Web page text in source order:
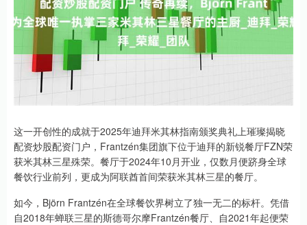
这一开创性的成就于2025年迪拜米其林指南颁奖典礼上璀璨揭晓
配资炒股配资门户，Frantzén集团旗下位于迪拜的新锐餐厅FZN荣
获米其林三星殊荣。餐厅于2024年10月开业，仅数月便跻身全球
餐饮行业前列，更成为阿联酋首间荣获米其林三星的餐厅。
如今，Björn Frantzén在全球餐饮界树立了独一无二的标杆。凭借
自2018年蝉联三星的斯德哥尔摩Frantzén餐厅、自2021年起便荣